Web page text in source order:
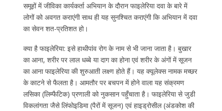
समूहों में जीविका कार्यकर्ता अभियान के दौरान फाइलेरिया दवा के बारे में
लोगों को अवगत कराएंगी साथ ही यह सुनश्चित कराएंगी कि अभियान में दवा
का सेवन शत-प्रतिशत हो।
क्या है फाइलेरिया: इसे हाथीपांव रोग के नाम से भी जाना जाता है। बुखार
का आना, शरीर पर लाल धब्बे या दाग का होना एवं शरीर के अंगों में सूजन
का आना फाइलेरिया की शुरुआती लक्ष्ण होते हैं। यह क्यूलेक्स नामक मच्छर
के काटने से फैलता है। आमतौर पर बचपन में होने वाला यह संक्रमण
लसिका (लिम्फैटिक) प्रणाली को नुकसान पहुँचाता है। फाइलेरिया से जुडी
विकलांगता जैसे लिंफोइडिमा (पैरों में सूजन) एवं हाइड्रोसील (अंडकोश की